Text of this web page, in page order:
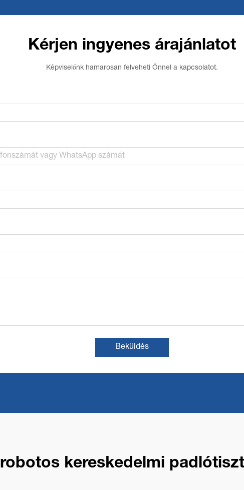
Kérjen ingyenes árajánlatot
Képviselőnk hamarosan felveheti Önnel a kapcsolatot.
Beküldés
robotos kereskedelmi